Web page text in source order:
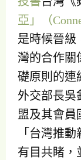
亞」（
是時候晉級
灣的合作關
礎原則的連
外交部長吳
盟及其會員
「台灣推
有目共睹，